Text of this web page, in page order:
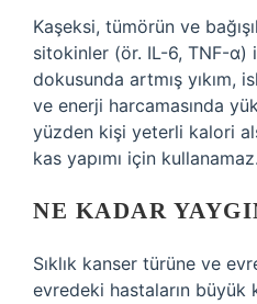
Kaşeksi, tümörün ve
sitokinler (ör. IL-6, TNF-α)
dokusunda artmış yıkım,
ve enerji harcamasında
yüzden kişi yeterli kalori
kas yapımı için
NE KADAR
Sıklık kanser türüne ve
evredeki hastaların büyük